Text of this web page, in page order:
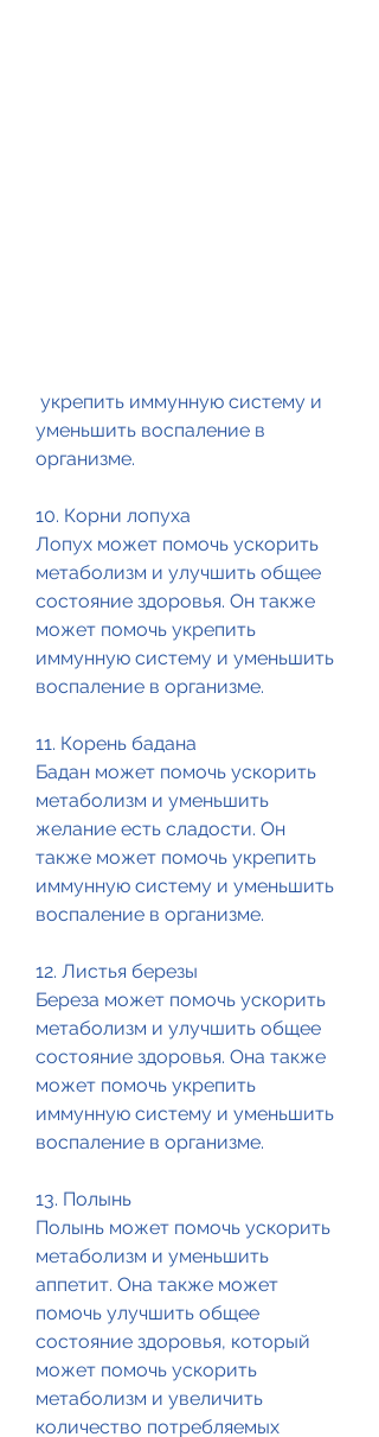
уменьшить воспаление в
организме.
10. Корни лопуха
Лопух может помочь ускорить
метаболизм и улучшить общее
состояние здоровья. Он также
может помочь укрепить
иммунную систему и уменьшить
воспаление в организме.
11. Корень бадана
Бадан может помочь ускорить
метаболизм и уменьшить
желание есть сладости. Он
также может помочь укрепить
иммунную систему и уменьшить
воспаление в организме.
12. Листья березы
Береза может помочь ускорить
метаболизм и улучшить общее
состояние здоровья. Она также
может помочь укрепить
иммунную систему и уменьшить
воспаление в организме.
13. Полынь
Полынь может помочь ускорить
метаболизм и уменьшить
аппетит. Она также может
помочь улучшить общее
состояние здоровья, который
может помочь ускорить
метаболизм и увеличить
количество потребляемых